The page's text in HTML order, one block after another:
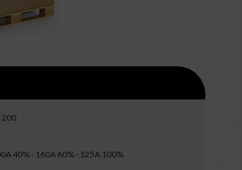
200
40% - 160A 60% - 125A 100%